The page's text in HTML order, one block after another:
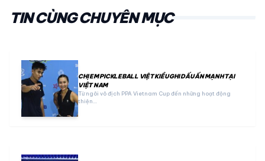
TIN CÙNG CHUYÊN MỤC
CHỊ EM PICKLEBALL VIỆT KIỀU GHI DẤU ẤN MẠNH TẠI
VIỆT NAM
Từ ngôi vô địch PPA Vietnam Cup đến những hoạt động
thiện…